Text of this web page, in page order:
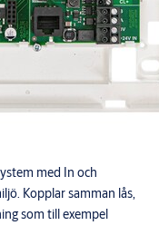
med In och
Kopplar samman lås,
som till exempel